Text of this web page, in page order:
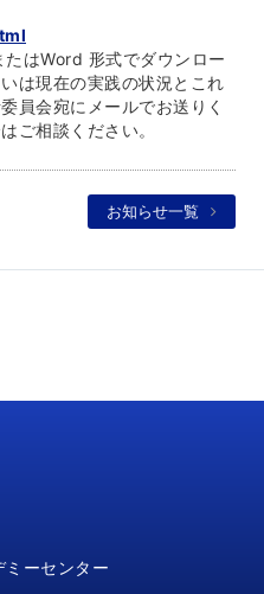
はWord 形式でダウンロー
は現在の実践の状況とこれ
員会宛にメールでお送りく
ご相談ください。
お知らせ一覧
ーセンター